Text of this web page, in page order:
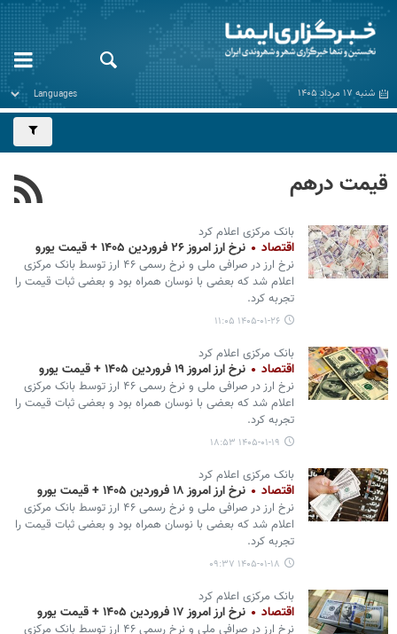
شنبه ۱۷ مرداد ۱۴۰۵
قیمت درهم
بانک مرکزی اعلام کرد
اقتصاد نرخ ارز امروز ۲۶ فروردین ۱۴۰۵ + قیمت یورو
نرخ ارز در صرافی ملی و نرخ رسمی ۴۶ ارز توسط بانک مرکزی
اعلام شد که بعضی با نوسان همراه بود و بعضی ثبات قیمت را
تجربه کرد.
۱۴۰۵-۰۱-۲۶ ۱۱:۰۵
بانک مرکزی اعلام کرد
اقتصاد نرخ ارز امروز ۱۹ فروردین ۱۴۰۵ + قیمت یورو
نرخ ارز در صرافی ملی و نرخ رسمی ۴۶ ارز توسط بانک مرکزی
اعلام شد که بعضی با نوسان همراه بود و بعضی ثبات قیمت را
تجربه کرد.
۱۴۰۵-۰۱-۱۹ ۱۸:۵۳
بانک مرکزی اعلام کرد
اقتصاد نرخ ارز امروز ۱۸ فروردین ۱۴۰۵ + قیمت یورو
نرخ ارز در صرافی ملی و نرخ رسمی ۴۶ ارز توسط بانک مرکزی
اعلام شد که بعضی با نوسان همراه بود و بعضی ثبات قیمت را
تجربه کرد.
۱۴۰۵-۰۱-۱۸ ۰۹:۳۷
بانک مرکزی اعلام کرد
اقتصاد نرخ ارز امروز ۱۷ فروردین ۱۴۰۵ + قیمت یورو
نرخ ارز در صرافی ملی و نرخ رسمی ۴۶ ارز توسط بانک مرکزی